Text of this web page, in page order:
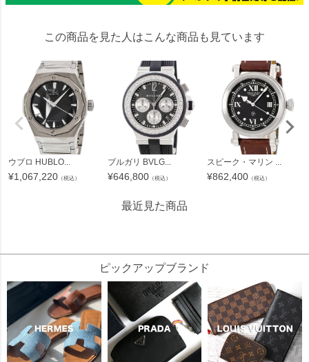
この商品を見た人はこんな商品も見ています
ウブロ HUBLO...
¥1,067,220 （税込）
ブルガリ BVLG...
¥646,800 （税込）
スピーク・マリン ...
¥862,400 （税込）
最近見た商品
ピックアップブランド